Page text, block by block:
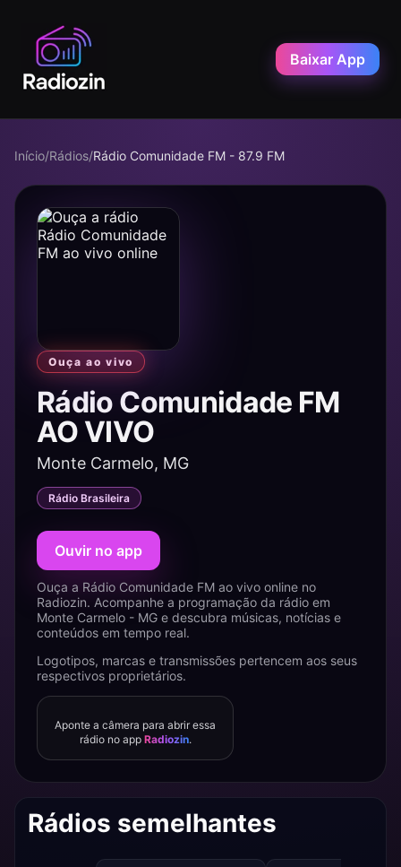
Baixar App
Início/Rádios/Rádio Comunidade FM - 87.9 FM
Ouça ao vivo
Rádio Comunidade FM
AO VIVO
Monte Carmelo, MG
Rádio Brasileira
Ouvir no app
Ouça a Rádio Comunidade FM ao vivo online no
Radiozin. Acompanhe a programação da rádio em
Monte Carmelo - MG e descubra músicas, notícias e
conteúdos em tempo real.
Logotipos, marcas e transmissões pertencem aos seus
respectivos proprietários.
Aponte a câmera para abrir essa
rádio no app Radiozin.
Rádios semelhantes